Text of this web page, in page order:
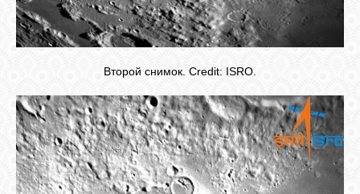
Второй снимок. Credit: ISRO.